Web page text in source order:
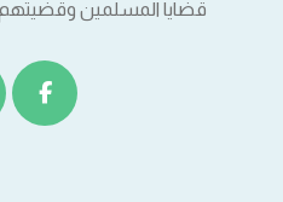
قضايا المسلمين